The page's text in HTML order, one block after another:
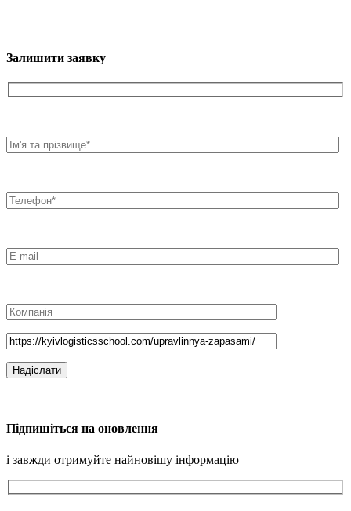
Залишити заявку
Підпишіться на оновлення
і завжди отримуйте найновішу інформацію